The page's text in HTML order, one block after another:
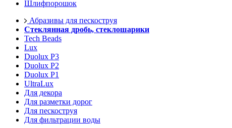
Шлифпорошок
Абразивы для пескоструя
Стеклянная дробь, стеклошарики
Tech Beads
Lux
Duolux P3
Duolux P2
Duolux P1
UltraLux
Для декора
Для разметки дорог
Для пескоструя
Для фильтрации воды